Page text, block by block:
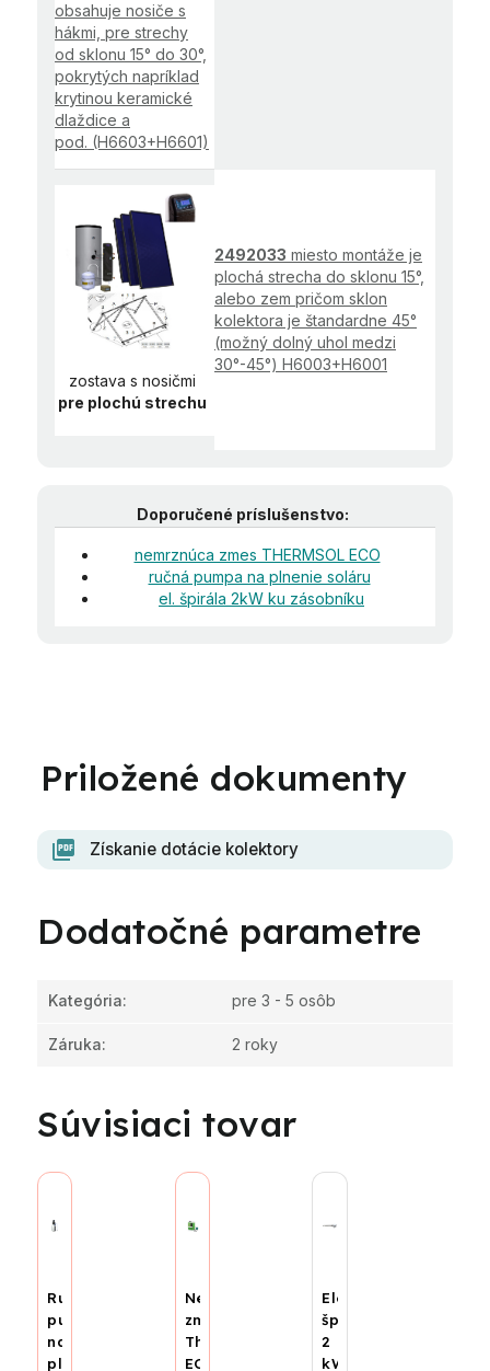
obsahuje nosiče s
hákmi, pre strechy
od sklonu 15° do 30°,
pokrytých napríklad
krytinou keramické
dlaždice a
pod. (H6603+H6601)
zostava s nosičmi
pre plochú strechu
2492033 miesto montáže je
plochá strecha do sklonu 15°,
alebo zem pričom sklon
kolektora je štandardne 45°
(možný dolný uhol medzi
30°-45°) H6003+H6001
Doporučené príslušenstvo:
nemrznúca zmes THERMSOL ECO
ručná pumpa na plnenie soláru
el. špirála 2kW ku zásobníku
Získanie dotácie kolektory
Dodatočné parametre
Kategória: pre 3 - 5 osôb
Záruka: 2 roky
Súvisiaci tovar
Ručná
pumpa
na
plnenie
Nemrznúca
zmes
Thermsol
ECO
Elektrická
špirála
2
kW